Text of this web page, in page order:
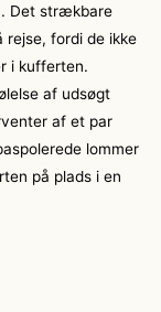
Det strækbare
rejse, fordi de ikke
i kufferten.
af udsøgt
af et par
lommer
på plads i en